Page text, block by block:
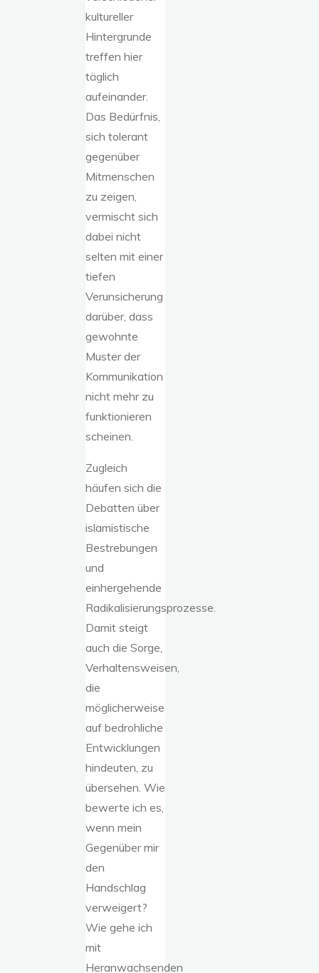
kultureller
Hintergrunde
treffen hier
täglich
aufeinander.
Das Bedürfnis,
sich tolerant
gegenüber
Mitmenschen
zu zeigen,
vermischt sich
dabei nicht
selten mit einer
tiefen
Verunsicherung
darüber, dass
gewohnte
Muster der
Kommunikation
nicht mehr zu
funktionieren
scheinen.
Zugleich
häufen sich die
Debatten über
islamistische
Bestrebungen
und
einhergehende
Radikalisierungsprozesse.
Damit steigt
auch die Sorge,
Verhaltensweisen,
die
möglicherweise
auf bedrohliche
Entwicklungen
hindeuten, zu
übersehen. Wie
bewerte ich es,
wenn mein
Gegenüber mir
den
Handschlag
verweigert?
Wie gehe ich
mit
Heranwachsenden